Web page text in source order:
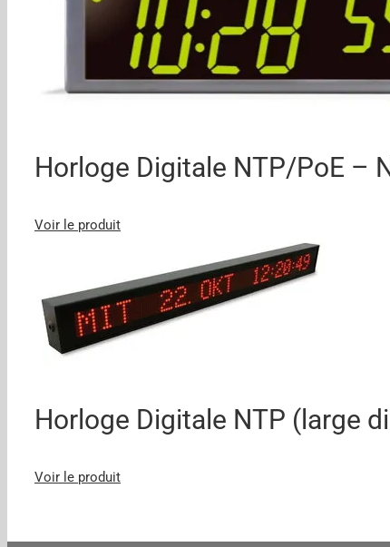
Horloge Digitale NTP/PoE –
Voir le produit
Horloge Digitale NTP (large
Voir le produit